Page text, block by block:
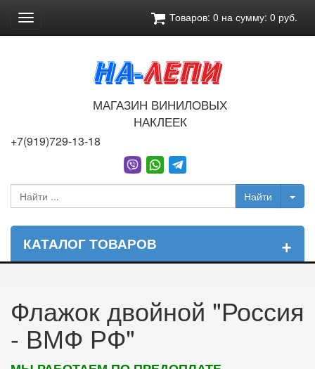
Товаров: 0 на сумму: 0 руб.
Toggle
navigation
МАГАЗИН ВИНИЛОВЫХ
НАКЛЕЕК
+7(919)729-13-18
КАТАЛОГ ТОВАРОВ +
Флажок двойной "Россия
- ВМФ РФ"